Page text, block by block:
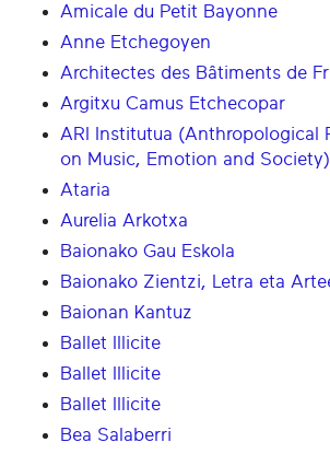
Amicale du Petit Bayonne
Anne Etchegoyen
Architectes des Bâtiments de
Argitxu Camus Etchecopar
ARI Institutua (Anthropological
on Music, Emotion and Society)
Ataria
Aurelia Arkotxa
Baionako Gau Eskola
Baionako Zientzi, Letra eta
Baionan Kantuz
Ballet Illicite
Ballet Illicite
Ballet Illicite
Bea Salaberri